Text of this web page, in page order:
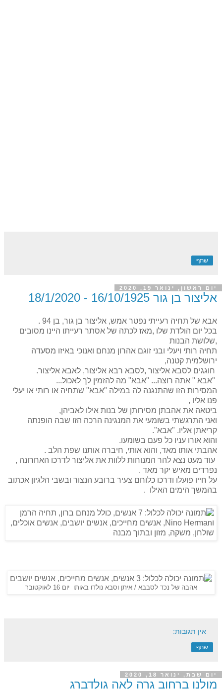
שתף
יום ראשון, ינואר 19, 2020
אליצור בן גור 16/10/1925 - 18/1/2020
אבא של תחיה רעייתי נפטר אמש, אליצור בן גור, בן 94 .
בכל יום הולדת שלו ,מאז לכתה של אסתר רעייתו היינו מסובים
,שלושת הבנות
תחיה רותי ויעלי ובני זוגם אהרון מנחם ואנוכי באיזו מסעדה
ירושלמית קטנה,
חוגגים לסבא אליצור ,לסבא רבא אליצור, לאבא אליצור.
"אבא " אתה רוצה... "אבא" מה להזמין לך לאכול...
המסירות הזו שהתנגנה לה במילה "אבא" שתחיה או רותי או יעלי
פנו אליו ,
ביטאה את אהבתן מסירותן של בנות אילו לאביהן,
ואני התרגשתי בשומעי את המנגינה הרכה הזו שבה הופנתה
קריאתן אליו. "אבא".
והוא אורו עניו כל פעם בשומעו.
אהבתי אותו מאד, והוא אותי, חיברה אותנו שפת הלב .
עוד מעט נצא להר המנוחות ללוות את אליצור לדרכו האחרונה ,
נפרדים מאיש יקר מאד .
על חייו פועלו ודרכו כלוחם צעיר ברובע הנצור ובשבי הלגיון אכתוב
בהמשך הימים האילו .
אהבה של נכד לסבבא / איתן וסבא נולדו באותו יום 16 לאוקטובר
אין תגובות:
שתף
יום שבת, ינואר 18, 2020
מולנו ברחוב גרה לאה גולדברג